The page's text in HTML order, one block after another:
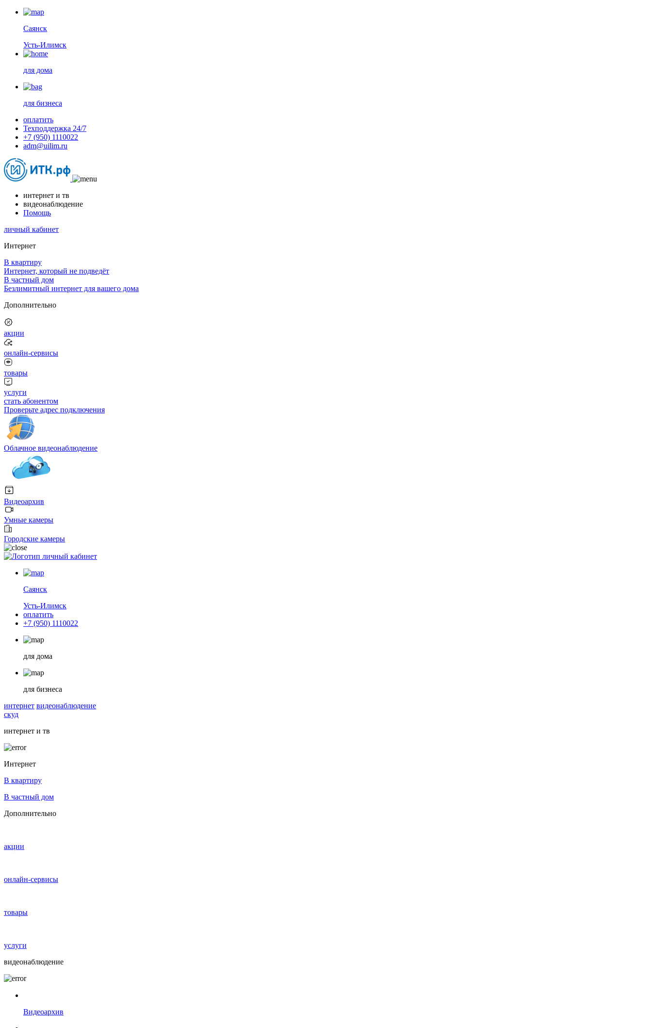
Саянск
Усть-Илимск
для дома
для бизнеса
оплатить
Техподдержка 24/7
+7 (950) 1110022
adm@uilim.ru
интернет и тв
видеонаблюдение
Помощь
личный кабинет
Интернет
В квартиру
Интернет, который не подведёт
В частный дом
Безлимитный интернет для вашего дома
Дополнительно
акции
онлайн-сервисы
товары
услуги
стать абонентом
Проверьте адрес подключения
Облачное видеонаблюдение
Видеоархив
Умные камеры
Городские камеры
личный кабинет
Саянск
Усть-Илимск
оплатить
+7 (950) 1110022
для дома
для бизнеса
интернет видеонаблюдение
скуд
интернет и тв
Интернет
В квартиру
В частный дом
Дополнительно
акции
онлайн-сервисы
товары
услуги
видеонаблюдение
Видеоархив